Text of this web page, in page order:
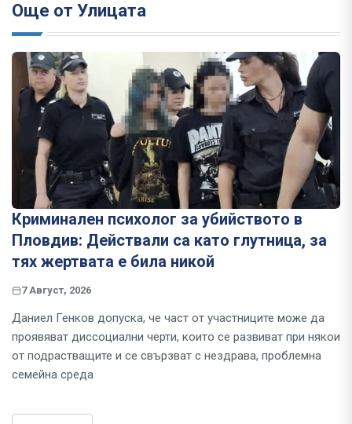
Още от Улицата
Криминален психолог за убийството в
Пловдив: Действали са като глутница, за
тях жертвата е била никой
7 Август, 2026
Даниел Генков допуска, че част от участниците може да
проявяват диссоциални черти, които се развиват при някои
от подрастващите и се свързват с нездрава, проблемна
семейна среда